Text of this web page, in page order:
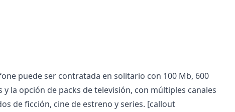
puede ser contratada en solitario con 100 Mb, 600
la opción de packs de televisión, con múltiples canales
de ficción, cine de estreno y series. [callout